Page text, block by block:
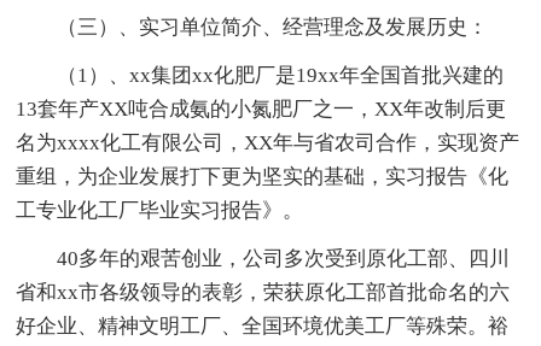
（三）、实习单位简介、经营理念及发展历史：
（1）、xx集团xx化肥厂是19xx年全国首批兴建的
13套年产XX吨合成氨的小氮肥厂之一，XX年改制后更
名为xxxx化工有限公司，XX年与省农司合作，实现资产
重组，为企业发展打下更为坚实的基础，实习报告《化
工专业化工厂毕业实习报告》。
40多年的艰苦创业，公司多次受到原化工部、四川
省和xx市各级领导的表彰，荣获原化工部首批命名的六
好企业、精神文明工厂、全国环境优美工厂等殊荣。裕